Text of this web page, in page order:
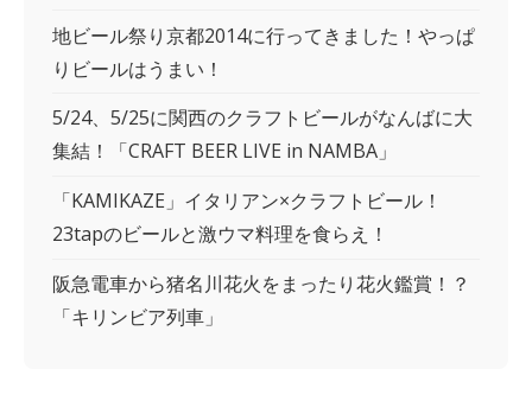
地ビール祭り京都2014に行ってきました！やっぱ
りビールはうまい！
5/24、5/25に関西のクラフトビールがなんばに大
集結！「CRAFT BEER LIVE in NAMBA」
「KAMIKAZE」イタリアン×クラフトビール！
23tapのビールと激ウマ料理を食らえ！
阪急電車から猪名川花火をまったり花火鑑賞！？
「キリンビア列車」